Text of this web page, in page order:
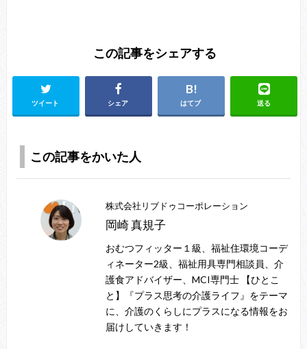
この記事をシェアする
ツイート シェア はてブ 送る
この記事をかいた人
株式会社リブドゥコーポレーション
岡崎 真規子
おむつフィッター１級、福祉住環境コーデ
ィネーター2級、福祉用具専門相談員、介
護食アドバイザー、MCI専門士 【ひとこ
と】『プラス思考の介護ライフ』をテーマ
に、介護のくらしにプラスになる情報をお
届けしていきます！